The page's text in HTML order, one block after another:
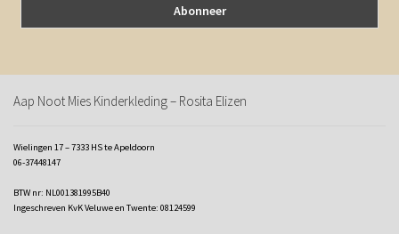
Aap Noot Mies Kinderkleding – Rosita Elizen
Wielingen 17 – 7333 HS te Apeldoorn
06-37448147
BTW nr: NL001381995B40
Ingeschreven KvK Veluwe en Twente: 08124599